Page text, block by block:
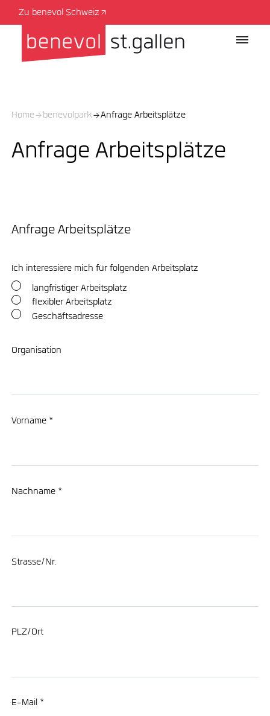
Zu benevol Schweiz
Home benevolpark Anfrage Arbeitsplätze
Anfrage Arbeitsplätze
Anfrage Arbeitsplätze
Ich interessiere mich für folgenden Arbeitsplatz
langfristiger Arbeitsplatz
flexibler Arbeitsplatz
Geschäftsadresse
Organisation
Vorname *
Nachname *
Strasse/Nr.
PLZ/Ort
E-Mail *